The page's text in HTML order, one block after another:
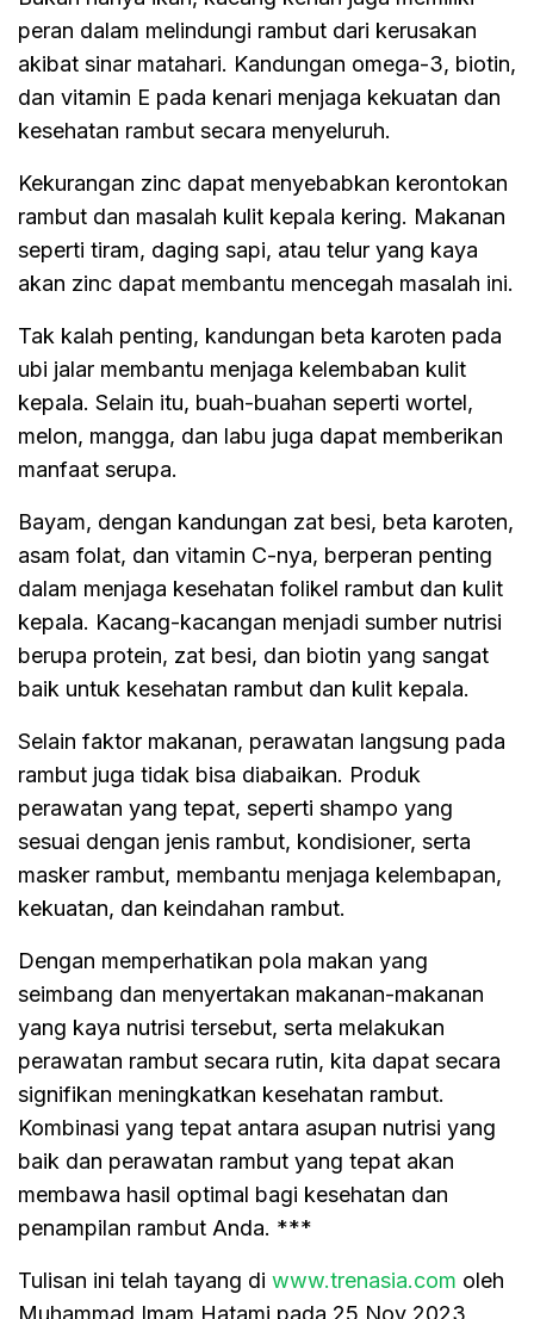
peran dalam melindungi rambut dari kerusakan
akibat sinar matahari. Kandungan omega-3, biotin,
dan vitamin E pada kenari menjaga kekuatan dan
kesehatan rambut secara menyeluruh.
Kekurangan zinc dapat menyebabkan kerontokan
rambut dan masalah kulit kepala kering. Makanan
seperti tiram, daging sapi, atau telur yang kaya
akan zinc dapat membantu mencegah masalah ini.
Tak kalah penting, kandungan beta karoten pada
ubi jalar membantu menjaga kelembaban kulit
kepala. Selain itu, buah-buahan seperti wortel,
melon, mangga, dan labu juga dapat memberikan
manfaat serupa.
Bayam, dengan kandungan zat besi, beta karoten,
asam folat, dan vitamin C-nya, berperan penting
dalam menjaga kesehatan folikel rambut dan kulit
kepala. Kacang-kacangan menjadi sumber nutrisi
berupa protein, zat besi, dan biotin yang sangat
baik untuk kesehatan rambut dan kulit kepala.
Selain faktor makanan, perawatan langsung pada
rambut juga tidak bisa diabaikan. Produk
perawatan yang tepat, seperti shampo yang
sesuai dengan jenis rambut, kondisioner, serta
masker rambut, membantu menjaga kelembapan,
kekuatan, dan keindahan rambut.
Dengan memperhatikan pola makan yang
seimbang dan menyertakan makanan-makanan
yang kaya nutrisi tersebut, serta melakukan
perawatan rambut secara rutin, kita dapat secara
signifikan meningkatkan kesehatan rambut.
Kombinasi yang tepat antara asupan nutrisi yang
baik dan perawatan rambut yang tepat akan
membawa hasil optimal bagi kesehatan dan
penampilan rambut Anda. ***
Tulisan ini telah tayang di www.trenasia.com oleh
Muhammad Imam Hatami pada 25 Nov 2023